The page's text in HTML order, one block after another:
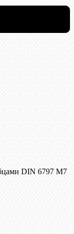
DIN 6797 М7